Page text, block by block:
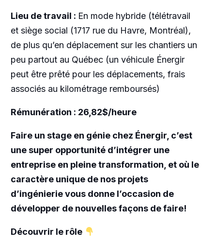
Lieu de travail : En mode hybride (télétravail
et siège social (1717 rue du Havre, Montréal),
de plus qu’en déplacement sur les chantiers un
peu partout au Québec (un véhicule Énergir
peut être prêté pour les déplacements, frais
associés au kilométrage remboursés)
Rémunération : 26,82$/heure
Faire un stage en génie chez Énergir, c’est
une super opportunité d’intégrer une
entreprise en pleine transformation, et où le
caractère unique de nos projets
d’ingénierie vous donne l’occasion de
développer de nouvelles façons de faire!
Découvrir le rôle